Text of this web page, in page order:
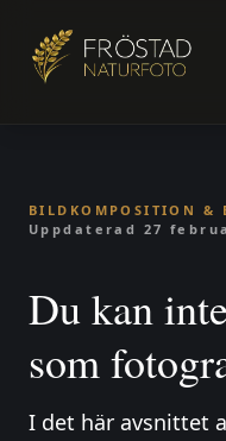
Artiklar om naturfoto
Bildkomposition & Bildspråk
Du kan inte livnära dig som
BILDKOMPOSITION &
Uppdaterad 27
Du kan
som
I det här avsnittet